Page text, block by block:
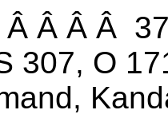
Â Â Â Â
307, O